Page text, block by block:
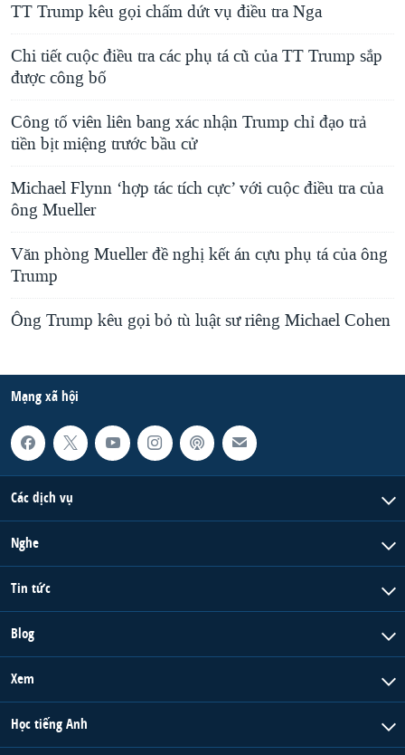
TT Trump kêu gọi chấm dứt vụ điều tra Nga
Chi tiết cuộc điều tra các phụ tá cũ của TT Trump sắp
được công bố
Công tố viên liên bang xác nhận Trump chỉ đạo trả
tiền bịt miệng trước bầu cử
Michael Flynn ‘hợp tác tích cực’ với cuộc điều tra của
ông Mueller
Văn phòng Mueller đề nghị kết án cựu phụ tá của ông
Trump
Ông Trump kêu gọi bỏ tù luật sư riêng Michael Cohen
Mạng xã hội
Các dịch vụ
Nghe
Tin tức
Blog
Xem
Học tiếng Anh